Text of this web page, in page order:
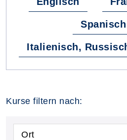
Spanisch
Italienisch,
Kurse filtern nach:
Ort